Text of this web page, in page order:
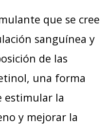
que se cree
sanguínea y
de las
una forma
estimular la
y mejorar la